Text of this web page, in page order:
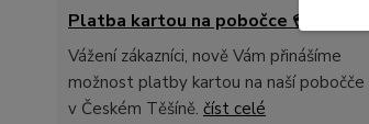
Platba kartou na pobočce 💳
Vážení zákazníci, nově Vám přinášíme
možnost platby kartou na naší pobočče
v Českém Těšíně. číst celé